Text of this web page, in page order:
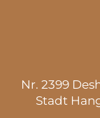
Nr. 2399
Stadt